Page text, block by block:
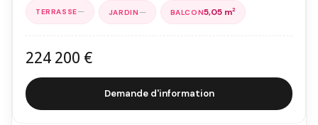
— — 5,05 m2
224 200 €
Demande d'information